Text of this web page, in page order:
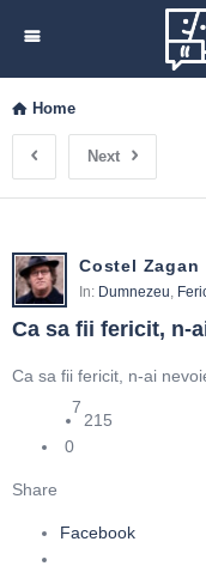
Home
Next
Costel Zagan
In: Dumnezeu,
Ca sa fii fericit, n-
Ca sa fii fericit, n-ai
7
215
0
Share
Facebook